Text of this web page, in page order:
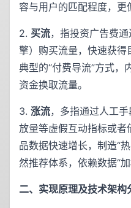
容与用户的匹配程度，更
2. 买流，指投资广告费
擎）购买流量，快速获
典型的“付费导流”方式，
资金换取流量。
3.涨流，多指通过人工
放量等虚假互动指标或
品数据快速增长，制造“
然推荐体系，依赖数据“加
二、实现原理及技术架构